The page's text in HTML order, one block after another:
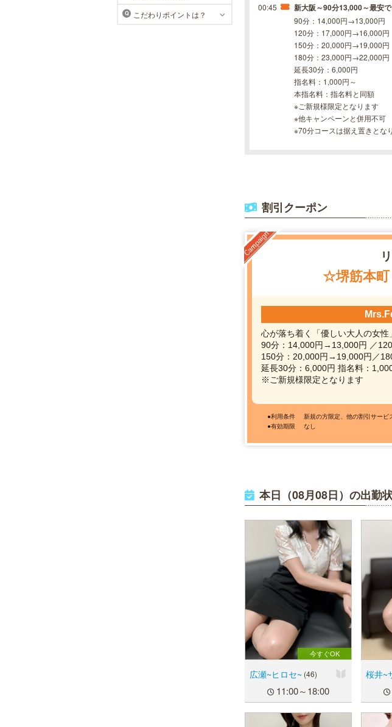
Q こだわりポイントは？
00:45 新大阪～90分13,000～最安
90分：14,000円→13,000円
120分：17,000円→16,000円
150分：20,000円→19,000円
180分：23,000円→22,000円
延長30分：6,000円
指名料：1,000円～
本指名料：指名料と同額
※ご新規様限定となります
※他キャンペーンと併用不可
※70分コースは据え置きとな
割引クーポン
☆堺筋本町
心が落ち着く「優しい大人の女性
90分：14,000円→13,000円 ／
150分：20,000円→19,000円／
延長30分：6,000円 指名料：
※ご新規様限定となります
●利用条件
新規の方限定、他の割引サービ
●有効期限
なし
本日（08月08日）の出勤
今すぐOK
広瀬~ヒロセ~ (46)
11:00～18:00
桜井~